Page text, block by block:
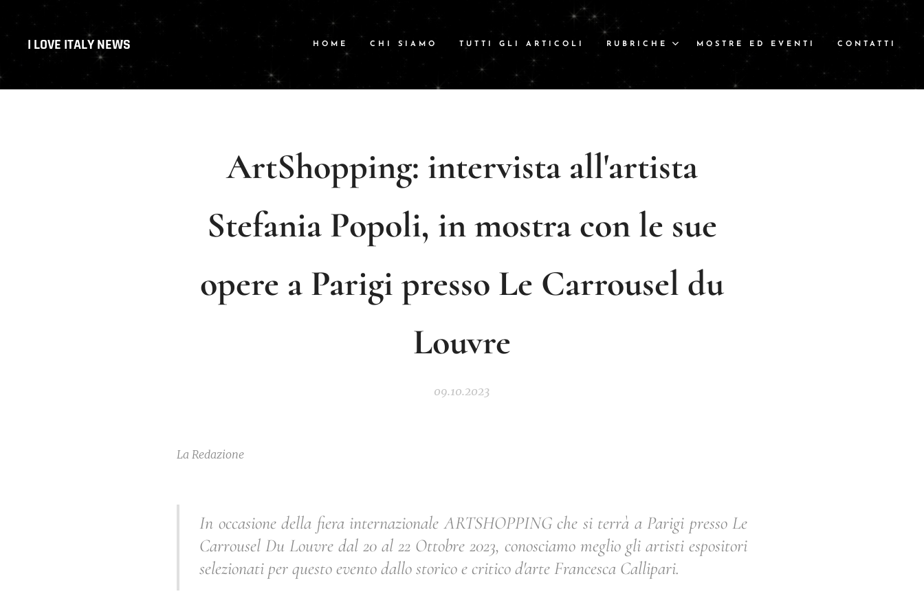
I LOVE ITALY NEWS HOME CHI SIAMO TUTTI GLI ARTICOLI RUBRICHE MOSTRE ED EVENTI CONTATTI
ArtShopping: intervista all'artista
Stefania Popoli, in mostra con le sue
opere a Parigi presso Le Carrousel du
Louvre
09.10.2023
La Redazione
In occasione della fiera internazionale ARTSHOPPING che si terrà a Parigi presso Le
Carrousel Du Louvre dal 20 al 22 Ottobre 2023, conosciamo meglio gli artisti espositori
selezionati per questo evento dallo storico e critico d'arte Francesca Callipari.